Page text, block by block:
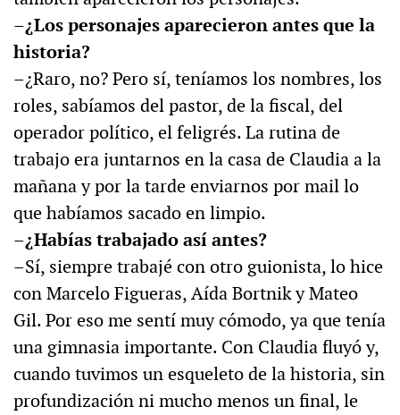
–¿Los personajes aparecieron antes que la
historia?
–¿Raro, no? Pero sí, teníamos los nombres, los
roles, sabíamos del pastor, de la fiscal, del
operador político, el feligrés. La rutina de
trabajo era juntarnos en la casa de Claudia a la
mañana y por la tarde enviarnos por mail lo
que habíamos sacado en limpio.
–¿Habías trabajado así antes?
–Sí, siempre trabajé con otro guionista, lo hice
con Marcelo Figueras, Aída Bortnik y Mateo
Gil. Por eso me sentí muy cómodo, ya que tenía
una gimnasia importante. Con Claudia fluyó y,
cuando tuvimos un esqueleto de la historia, sin
profundización ni mucho menos un final, le